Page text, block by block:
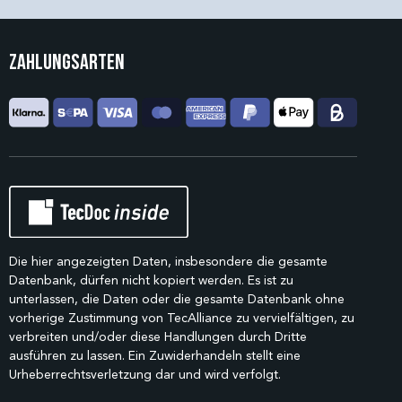
Zahlungsarten
Die hier angezeigten Daten, insbesondere die gesamte
Datenbank, dürfen nicht kopiert werden. Es ist zu
unterlassen, die Daten oder die gesamte Datenbank ohne
vorherige Zustimmung von TecAlliance zu vervielfältigen, zu
verbreiten und/oder diese Handlungen durch Dritte
ausführen zu lassen. Ein Zuwiderhandeln stellt eine
Urheberrechtsverletzung dar und wird verfolgt.